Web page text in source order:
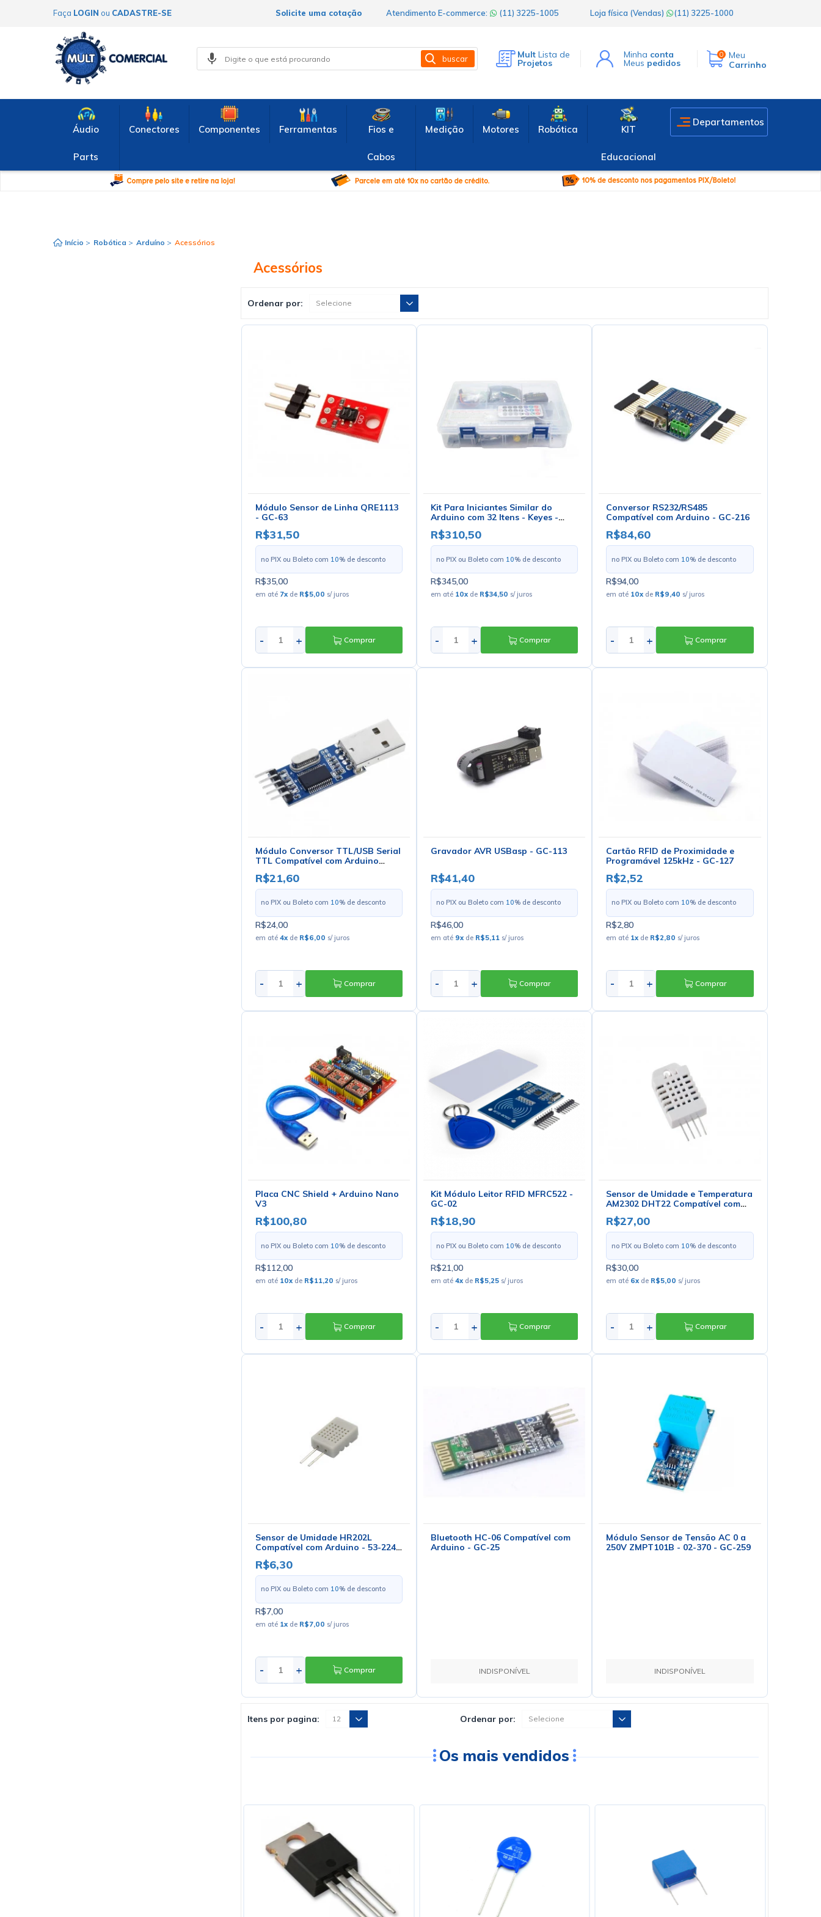
Faça LOGIN ou CADASTRE-SE Atendimento E-commerce: (11) 3225-1005 Loja física (Vendas) (11) 3225-1000
Solicite uma cotação
buscar Mult Lista de
Projetos
Minha conta
Meus pedidos
0
Meu
Carrinho
Áudio
Parts
Conectores Componentes Ferramentas Fios e
Cabos
Medição Motores Robótica KIT
Educacional
Departamentos
Início > Robótica > Arduíno > Acessórios
Acessórios
Ordenar por:
Módulo Sensor de Linha QRE1113
- GC-63
R$31,50
no PIX ou Boleto com 10% de desconto
R$35,00
em até 7xde R$5,00 s/ juros
- + Comprar
Kit Para Iniciantes Similar do
Arduino com 32 Itens - Keyes -
KT0001
R$310,50
no PIX ou Boleto com 10% de desconto
R$345,00
em até 10xde R$34,50 s/ juros
- + Comprar
Conversor RS232/RS485
Compatível com Arduino - GC-216
R$84,60
no PIX ou Boleto com 10% de desconto
R$94,00
em até 10x de R$9,40 s/ juros
- + Comprar
Módulo Conversor TTL/USB Serial
TTL Compatível com Arduino
PL2303 - GC-79
R$21,60
no PIX ou Boleto com 10% de desconto
R$24,00
em até 4xde R$6,00 s/ juros
- + Comprar
Gravador AVR USBasp - GC-113
R$41,40
no PIX ou Boleto com 10% de desconto
R$46,00
em até 9xde R$5,11s/ juros
- + Comprar
Cartão RFID de Proximidade e
Programável 125kHz - GC-127
R$2,52
no PIX ou Boleto com 10% de desconto
R$2,80
em até 1x de R$2,80 s/ juros
- + Comprar
Placa CNC Shield + Arduino Nano
V3
R$100,80
no PIX ou Boleto com 10% de desconto
R$112,00
em até 10xde R$11,20 s/ juros
- + Comprar
Kit Módulo Leitor RFID MFRC522 -
GC-02
R$18,90
no PIX ou Boleto com 10% de desconto
R$21,00
em até 4xde R$5,25s/ juros
- + Comprar
Sensor de Umidade e Temperatura
AM2302 DHT22 Compatível com
Arduino - GC-44
R$27,00
no PIX ou Boleto com 10% de desconto
R$30,00
em até 6x de R$5,00 s/ juros
- + Comprar
Sensor de Umidade HR202L
Compatível com Arduino - 53-224 -
GC-201
R$6,30
no PIX ou Boleto com 10% de desconto
R$7,00
em até 1xde R$7,00 s/ juros
- + Comprar
Bluetooth HC-06 Compatível com
Arduino - GC-25
INDISPONÍVEL
Módulo Sensor de Tensão AC 0 a
250V ZMPT101B - 02-370 - GC-259
INDISPONÍVEL
Itens por pagina: Ordenar por:
Os mais vendidos